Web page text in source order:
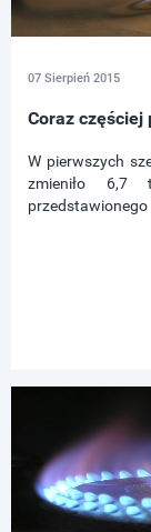
07 Sierpień 2015
Coraz częściej
W pierwszych
zmieniło
przedstawionego